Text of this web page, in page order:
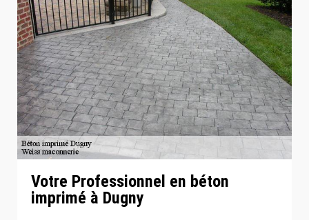
Votre Professionnel en béton
imprimé à Dugny